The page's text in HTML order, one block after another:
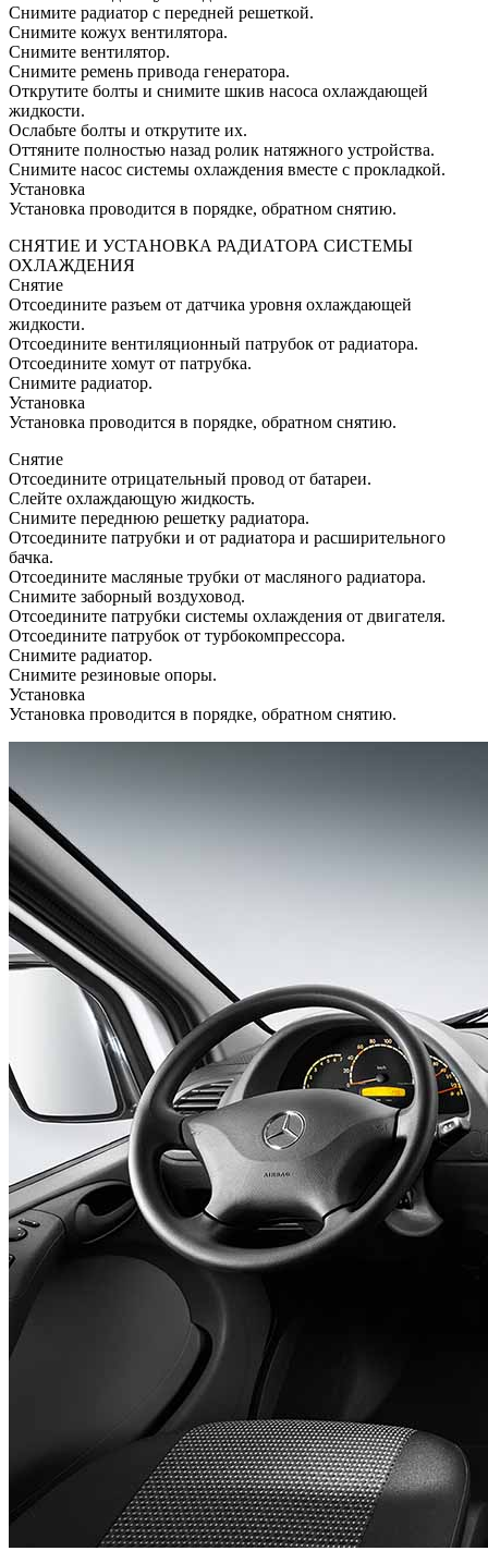
Снимите радиатор с передней решеткой.
Снимите кожух вентилятора.
Снимите вентилятор.
Снимите ремень привода генератора.
Открутите болты и снимите шкив насоса охлаждающей
жидкости.
Ослабьте болты и открутите их.
Оттяните полностью назад ролик натяжного устройства.
Снимите насос системы охлаждения вместе с прокладкой.
Установка
Установка проводится в порядке, обратном снятию.
СНЯТИЕ И УСТАНОВКА РАДИАТОРА СИСТЕМЫ
ОХЛАЖДЕНИЯ
Снятие
Отсоедините разъем от датчика уровня охлаждающей
жидкости.
Отсоедините вентиляционный патрубок от радиатора.
Отсоедините хомут от патрубка.
Снимите радиатор.
Установка
Установка проводится в порядке, обратном снятию.
Снятие
Отсоедините отрицательный провод от батареи.
Слейте охлаждающую жидкость.
Снимите переднюю решетку радиатора.
Отсоедините патрубки и от радиатора и расширительного
бачка.
Отсоедините масляные трубки от масляного радиатора.
Снимите заборный воздуховод.
Отсоедините патрубки системы охлаждения от двигателя.
Отсоедините патрубок от турбокомпрессора.
Снимите радиатор.
Снимите резиновые опоры.
Установка
Установка проводится в порядке, обратном снятию.